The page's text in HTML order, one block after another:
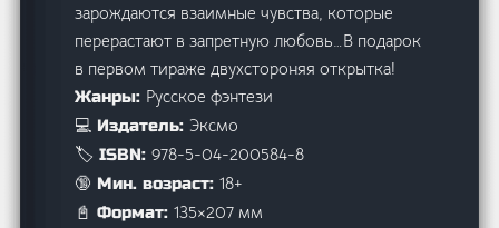
зарождаются взаимные чувства, которые
перерастают в запретную любовь…В подарок
в первом тираже двухстороняя открытка!
Жанры: Русское фэнтези
💻 Издатель: Эксмо
🏷️ ISBN:978-5-04-200584-8
🔞 Мин. возраст:18+
📓 Формат:135×207 мм